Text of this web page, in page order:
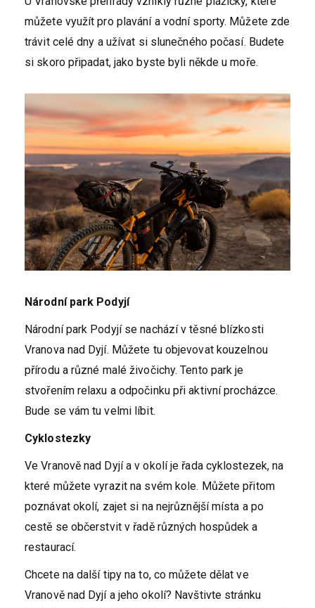
můžete využít pro plavání a vodní sporty. Můžete zde
trávit celé dny a užívat si slunečného počasí. Budete
si skoro připadat, jako byste byli někde u moře.
Národní park Podyjí
Národní park Podyjí se nachází v těsné blízkosti
Vranova nad Dyjí. Můžete tu objevovat kouzelnou
přírodu a různé malé živočichy. Tento park je
stvořením relaxu a odpočinku při aktivní procházce.
Bude se vám tu velmi líbit.
Cyklostezky
Ve Vranově nad Dyjí a v okolí je řada cyklostezek, na
které můžete vyrazit na svém kole. Můžete přitom
poznávat okolí, zajet si na nejrůznější místa a po
cestě se občerstvit v řadě různých hospůdek a
restaurací.
Chcete na další tipy na to, co můžete dělat ve
Vranově nad Dyjí a jeho okolí? Navštivte stránku